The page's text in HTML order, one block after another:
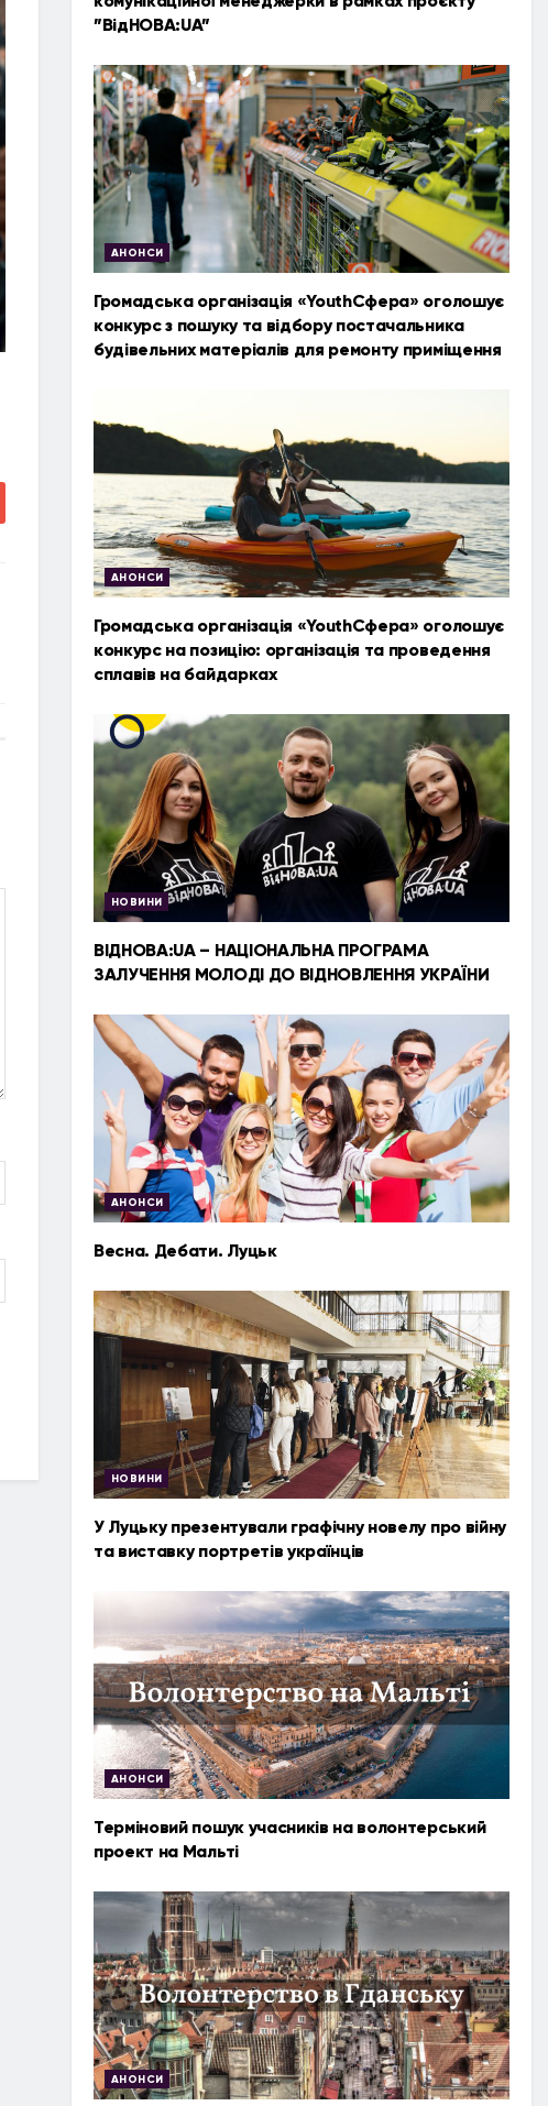
”ВідНОВА:UA”
АНОНСИ
Громадська організація «YouthСфера» оголошує
конкурс з пошуку та відбору постачальника
будівельних матеріалів для ремонту приміщення
АНОНСИ
Громадська організація «YouthСфера» оголошує
конкурс на позицію: організація та проведення
сплавів на байдарках
НОВИНИ
ВІДНОВА:UA – НАЦІОНАЛЬНА ПРОГРАМА
ЗАЛУЧЕННЯ МОЛОДІ ДО ВІДНОВЛЕННЯ УКРАЇНИ
АНОНСИ
Весна. Дебати. Луцьк
НОВИНИ
У Луцьку презентували графічну новелу про війну
та виставку портретів українців
АНОНСИ
Терміновий пошук учасників на волонтерський
проект на Мальті
АНОНСИ